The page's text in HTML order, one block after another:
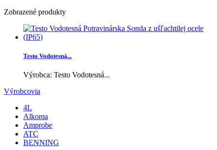
Zobrazené produkty
Testo Vodotesná...
Výrobca: Testo Vodotesná...
Výrobcovia
4L
Alkoma
Amprobe
ATC
BENNING